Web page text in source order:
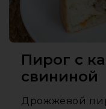
Пирог с
свининой
Дрожжевой